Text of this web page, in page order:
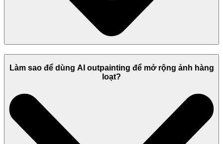
Làm sao để dùng AI outpainting để mở rộng ảnh hàng
loạt?